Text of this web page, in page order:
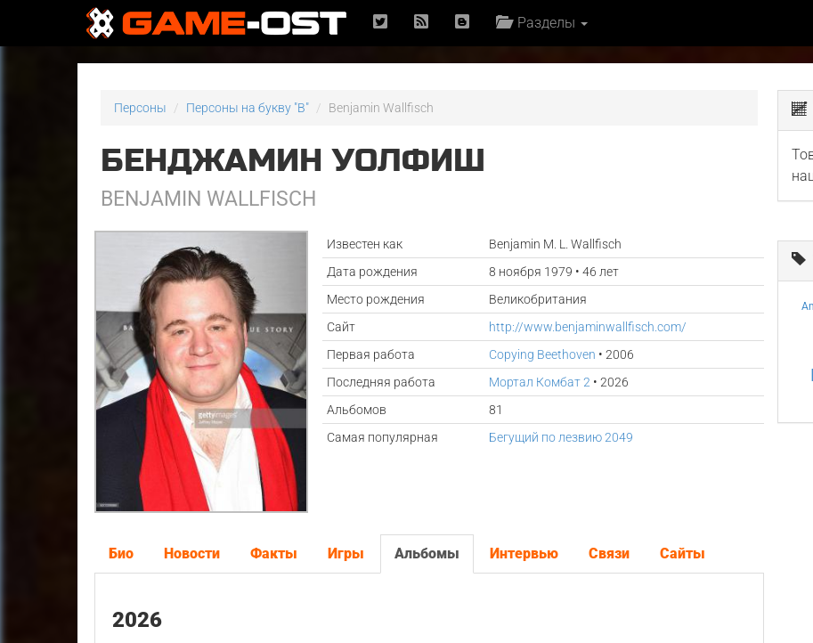
Разделы
Персоны Персоны на букву "B" Benjamin Wallfisch
БЕНДЖАМИН УОЛФИШ
BENJAMIN WALLFISCH
Известен как
Benjamin M. L. Wallfisch
Дата рождения
8 ноября 1979 • 46 лет
Место рождения
Великобритания
Сайт
http://www.benjaminwallfisch.com/
Первая работа
Copying Beethoven • 2006
Последняя работа
Мортал Комбат 2 • 2026
Альбомов
81
Самая популярная
Бегущий по лезвию 2049
Био Новости Факты Игры Альбомы Интервью Связи Сайты
2026